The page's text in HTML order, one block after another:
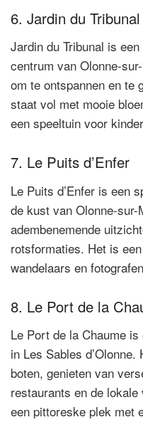
6. Jardin du Tribunal
Jardin du Tribunal is
centrum van Olonne-
om te ontspannen en te
staat vol met mooie
een speeltuin voor
7. Le Puits d’Enfer
Le Puits d’Enfer is een
de kust van Olonne-
adembenemende
rotsformaties. Het is
wandelaars en
8. Le Port de la
Le Port de la Chaume
in Les Sables
boten, genieten van
restaurants en de
een pittoreske plek met